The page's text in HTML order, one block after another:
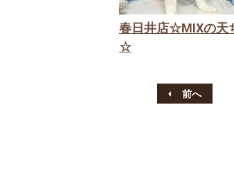
春日井店☆MIXの天
☆
前へ